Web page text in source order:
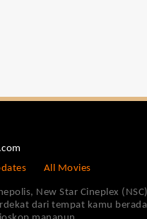
All Movies
New Star Cineplex
dari tempat kamu